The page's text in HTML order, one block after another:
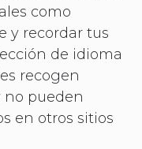
como
y recordar tus
de idioma
recogen
pueden
en otros sitios